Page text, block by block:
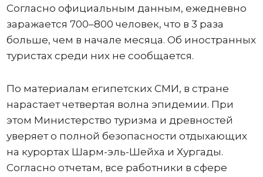
Согласно официальным данным, ежедневно
заражается 700–800 человек, что в 3 раза
больше, чем в начале месяца. Об иностранных
туристах среди них не сообщается.
По материалам египетских СМИ, в стране
нарастает четвертая волна эпидемии. При
этом Министерство туризма и древностей
уверяет о полной безопасности отдыхающих
на курортах Шарм-эль-Шейха и Хургады.
Согласно отчетам, все работники в сфере